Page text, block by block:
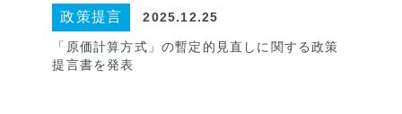
政策提言 2025.12.25
「原価計算方式」の暫定的見直しに関する政策
提言書を発表